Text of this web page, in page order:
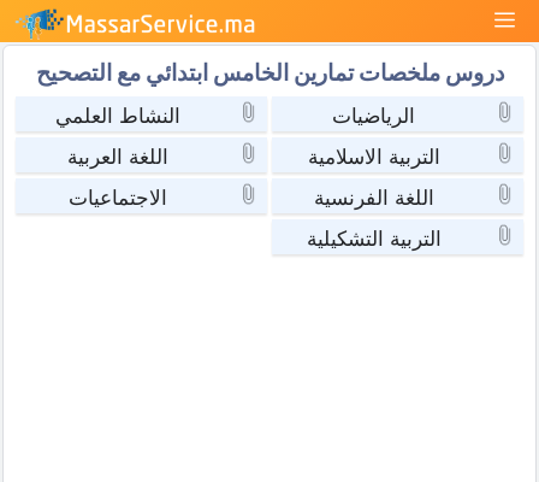
انتقل
إلى
المحتوى
القائمة
دروس ملخصات تمارين الخامس ابتدائي مع التصحيح
الرياضيات
النشاط العلمي
التربية الاسلامية
اللغة العربية
اللغة الفرنسية
الاجتماعيات
التربية التشكيلية